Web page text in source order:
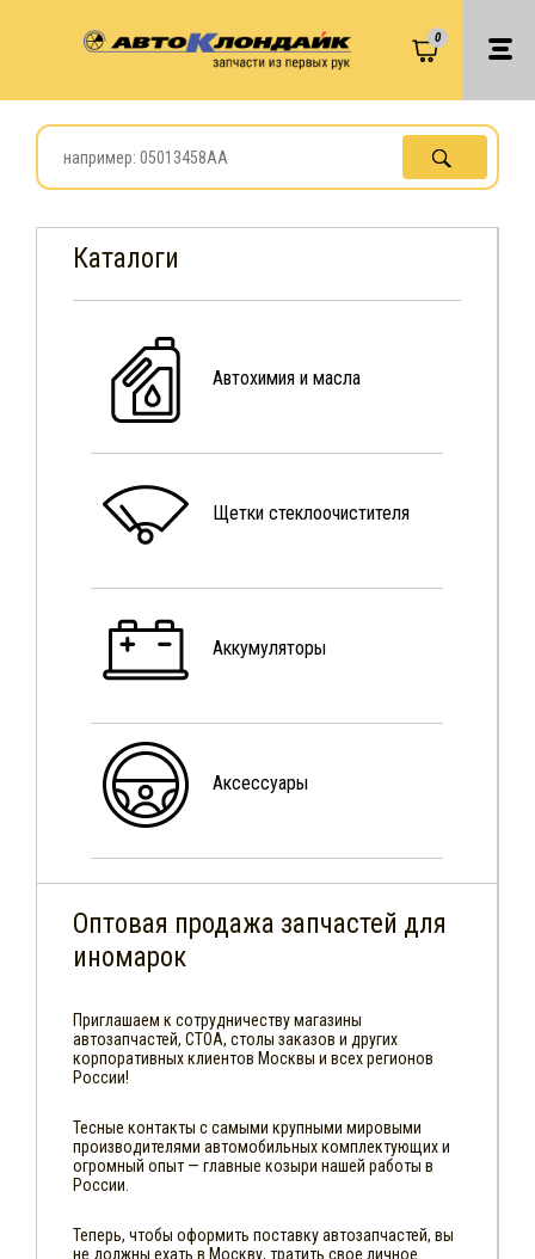
0
Каталоги
Автохимия и масла
Щетки стеклоочистителя
Аккумуляторы
Аксессуары
Оптовая продажа запчастей для
иномарок
Приглашаем к сотрудничеству магазины
автозапчастей, СТОА, столы заказов и других
корпоративных клиентов Москвы и всех регионов
России!
Тесные контакты с самыми крупными мировыми
производителями автомобильных комплектующих и
огромный опыт — главные козыри нашей работы в
России.
Теперь, чтобы оформить поставку автозапчастей, вы
не должны ехать в Москву, тратить свое личное